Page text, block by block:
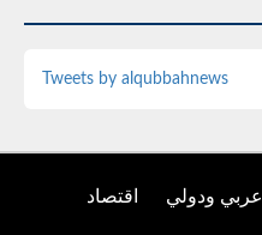
Tweets by alqubbahnews
عربي ودولي اقتصاد